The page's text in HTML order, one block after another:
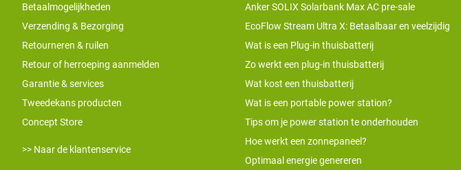
Betaalmogelijkheden
Verzending & Bezorging
Retourneren & ruilen
Retour of herroeping aanmelden
Garantie & services
Tweedekans producten
Concept Store
>> Naar de klantenservice
Anker SOLIX Solarbank Max AC pre-sale
EcoFlow Stream Ultra X: Betaalbaar en veelzijdig
Wat is een Plug-in thuisbatterij
Zo werkt een plug-in thuisbatterij
Wat kost een thuisbatterij
Wat is een portable power station?
Tips om je power station te onderhouden
Hoe werkt een zonnepaneel?
Optimaal energie genereren